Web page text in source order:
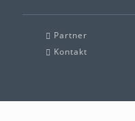
Partner
Kontakt